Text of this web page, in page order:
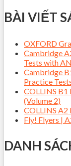
BÀI VIẾT
OXFORD
Cambridge
Tests with
Cambridge
Practice
COLLINS B1
(Volume 2)
COLLINS A2
Fly! Flyers |
DANH